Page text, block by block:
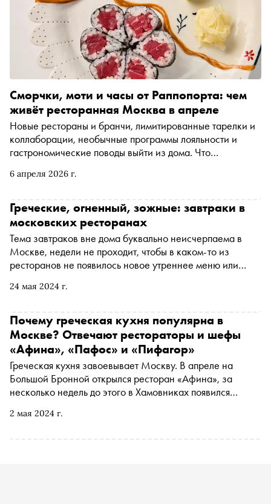
6 апреля 2026 г.
Сморчки, моти и часы от Раппопорта: чем
живёт ресторанная Москва в апреле
Новые рестораны и бранчи, лимитированные тарелки и
коллаборации, необычные программы лояльности и
гастрономические поводы выйти из дома. Что
разбирался «Сноб»
24 мая 2024 г.
Греческие, огненный, зожные: завтраки в
московских ресторанах
Тема завтраков вне дома буквально неисчерпаема в
Москве, недели не проходит, чтобы в каком-то из
ресторанов не появилось новое утреннее меню или
интересные — в материале «Сноба»
2 мая 2024 г.
Почему греческая кухня популярна в
Москве? Отвечают рестораторы и шефы
«Афина», «Пафос» и «Пифагор»
Греческая кухня завоевывает Москву. В апреле на
Большой Бронной открылся ресторан «Афина», за
несколько недель до этого в Хамовниках появился
двери распахнул двухэтажный «Пафос» на Тверском